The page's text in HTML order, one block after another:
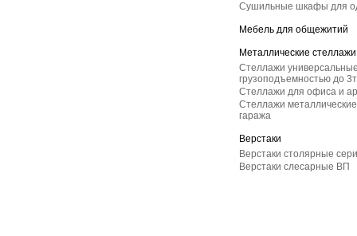
Сушильные шкафы для
Мебель для общежитий
Металлические стеллажи
Стеллажи
грузоподъемностью до
Стеллажи для офиса и
Стеллажи
гаража
Верстаки
Верстаки столярные
Верстаки слесарные ВП